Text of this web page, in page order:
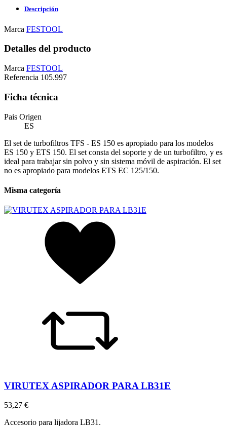
Descripción
Marca FESTOOL
Detalles del producto
Marca FESTOOL
Referencia 105.997
Ficha técnica
Pais Origen
ES
El set de turbofiltros TFS - ES 150 es apropiado para los modelos
ES 150 y ETS 150. El set consta del soporte y de un turbofiltro, y es
ideal para trabajar sin polvo y sin sistema móvil de aspiración. El set
no es apropiado para modelos ETS EC 125/150.
Misma categoría
VIRUTEX ASPIRADOR PARA LB31E
53,27 €
Accesorio para lijadora LB31.